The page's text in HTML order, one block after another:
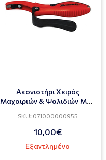
Ακονιστήρι Χειρός
Μαχαιριών & Ψαλιδιών MTX
SKU: 071000000955
10,00€
Εξαντλημένο